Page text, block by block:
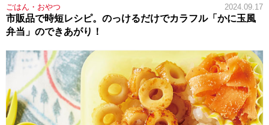
ごはん・おやつ 2024.09.17
市販品で時短レシピ。のっけるだけでカラフル「かに玉風
弁当」のできあがり！